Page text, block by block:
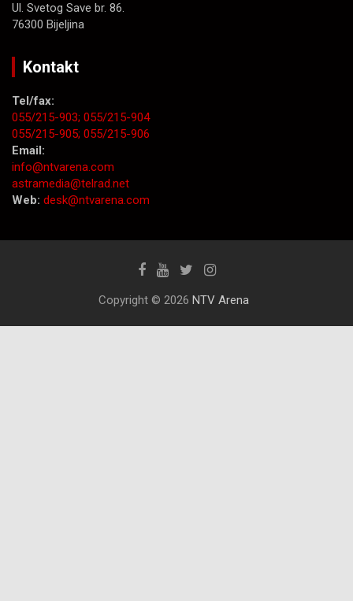
Ul. Svetog Save br. 86.
76300 Bijeljina
Kontakt
Tel/fax:
055/215-903; 055/215-904
055/215-905; 055/215-906
Email:
info@ntvarena.com
astramedia@telrad.net
Web: desk@ntvarena.com
Copyright © 2026 NTV Arena